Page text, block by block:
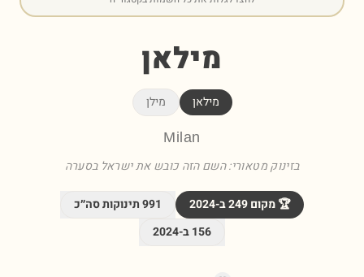
מילאן
מילאן מילן
Milan
בזינוק מטאורי: השם הזה כובש את ישראל בסערה
🏆 מקום249ב-2024
991תינוקות סה״כ
156ב-2024